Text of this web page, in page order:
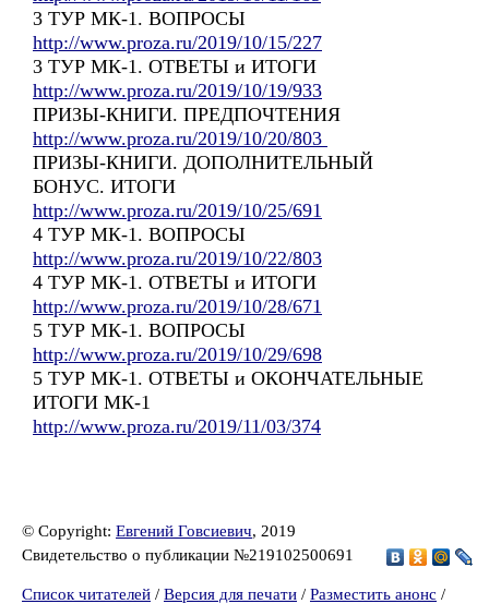
3 ТУР МК-1. ВОПРОСЫ
http://www.proza.ru/2019/10/15/227
3 ТУР МК-1. ОТВЕТЫ и ИТОГИ
http://www.proza.ru/2019/10/19/933
ПРИЗЫ-КНИГИ. ПРЕДПОЧТЕНИЯ
http://www.proza.ru/2019/10/20/803
ПРИЗЫ-КНИГИ. ДОПОЛНИТЕЛЬНЫЙ
БОНУС. ИТОГИ
http://www.proza.ru/2019/10/25/691
4 ТУР МК-1. ВОПРОСЫ
http://www.proza.ru/2019/10/22/803
4 ТУР МК-1. ОТВЕТЫ и ИТОГИ
http://www.proza.ru/2019/10/28/671
5 ТУР МК-1. ВОПРОСЫ
http://www.proza.ru/2019/10/29/698
5 ТУР МК-1. ОТВЕТЫ и ОКОНЧАТЕЛЬНЫЕ
ИТОГИ МК-1
http://www.proza.ru/2019/11/03/374
© Copyright: Евгений Говсиевич, 2019
Свидетельство о публикации №219102500691
Список читателей / Версия для печати / Разместить анонс /